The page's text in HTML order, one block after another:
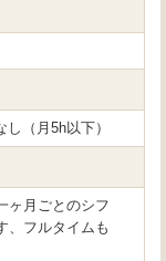
（月5h以下）
ヶ月ごとのシフ
、フルタイムも